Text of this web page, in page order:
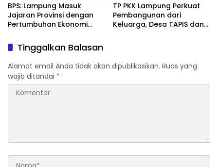
BPS: Lampung Masuk
Jajaran Provinsi dengan
Pertumbuhan Ekonomi
TP PKK Lampung Perkuat
Pembangunan dari
Keluarga, Desa TAPIS dan
Tinggalkan Balasan
Alamat email Anda tidak akan dipublikasikan. Ruas yang
wajib ditandai *